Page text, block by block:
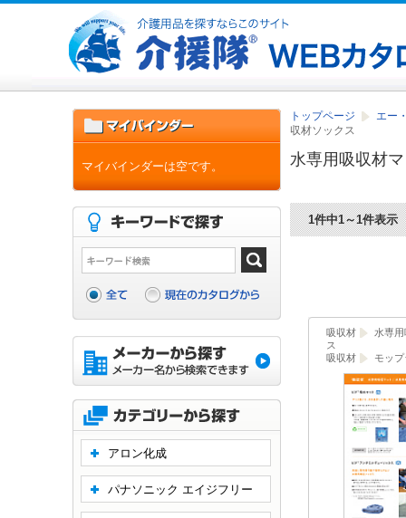
トップページ
エー
収材ソックス
水専用吸収材
1件中1～1件表示
吸収材
水専
ス
吸収材
モッ
マイバインダーは空です。
アロン化成
パナソニック エイジフリー